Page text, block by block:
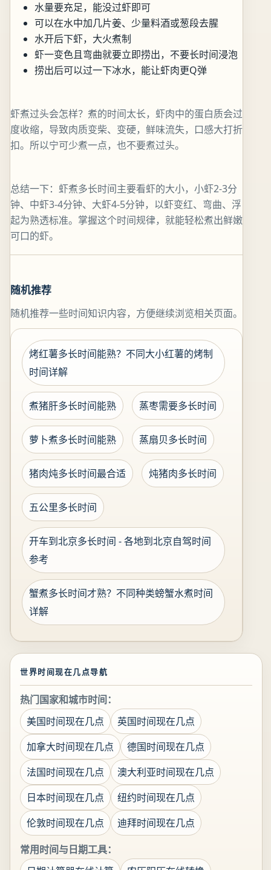
水量要充足，能没过虾即可
可以在水中加几片姜、少量料酒或葱段去腥
水开后下虾，大火煮制
虾一变色且弯曲就要立即捞出，不要长时间浸泡
捞出后可以过一下冰水，能让虾肉更Q弹
虾煮过头会怎样？煮的时间太长，虾肉中的蛋白质会过
度收缩，导致肉质变柴、变硬，鲜味流失，口感大打折
扣。所以宁可少煮一点，也不要煮过头。
总结一下：虾煮多长时间主要看虾的大小，小虾2-3分
钟、中虾3-4分钟、大虾4-5分钟，以虾变红、弯曲、浮
起为熟透标准。掌握这个时间规律，就能轻松煮出鲜嫩
可口的虾。
随机推荐
随机推荐一些时间知识内容，方便继续浏览相关页面。
烤红薯多长时间能熟？不同大小红薯的烤制
时间详解
煮猪肝多长时间能熟 蒸枣需要多长时间
萝卜煮多长时间能熟 蒸扇贝多长时间
猪肉炖多长时间最合适 炖猪肉多长时间
五公里多长时间
开车到北京多长时间 - 各地到北京自驾时间
参考
蟹煮多长时间才熟？不同种类螃蟹水煮时间
详解
世界时间现在几点导航
热门国家和城市时间：
美国时间现在几点
英国时间现在几点
加拿大时间现在几点
德国时间现在几点
法国时间现在几点
澳大利亚时间现在几点
日本时间现在几点
纽约时间现在几点
伦敦时间现在几点
迪拜时间现在几点
常用时间与日期工具：